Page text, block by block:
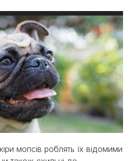
мопсів роблять їх відомими